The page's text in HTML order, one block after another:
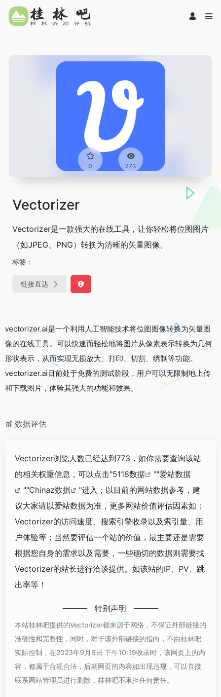
0 773
Vectorizer
Vectorizer是一款强大的在线工具，让你轻松将位图图片
（如JPEG、PNG）转换为清晰的矢量图像。
标签：
链接直达
vectorizer.ai是一个利用人工智能技术将位图图像转换为矢量图
像的在线工具。可以快速而轻松地将图片从像素表示转换为几何
形状表示，从而实现无损放大、打印、切割、绣制等功能。
vectorizer.ai目前处于免费的测试阶段，用户可以无限制地上传
和下载图片，体验其强大的功能和效果。
数据评估
Vectorizer浏览人数已经达到773，如你需要查询该站
的相关权重信息，可以点击"5118数据 ""爱站数据
""Chinaz数据
"进入；以目前的网站数据参考，建
议大家请以爱站数据为准，更多网站价值评估因素如：
Vectorizer的访问速度、搜索引擎收录以及索引量、用
户体验等；当然要评估一个站的价值，最主要还是需要
根据您自身的需求以及需要，一些确切的数据则需要找
Vectorizer的站长进行洽谈提供。如该站的IP、PV、跳
出率等！
特别声明
本站桂林吧提供的Vectorizer都来源于网络，不保证外部链接的
准确性和完整性，同时，对于该外部链接的指向，不由桂林吧
实际控制，在2023年9月6日 下午10:19收录时，该网页上的内
容，都属于合规合法，后期网页的内容如出现违规，可以直接
联系网站管理员进行删除，桂林吧不承担任何责任。